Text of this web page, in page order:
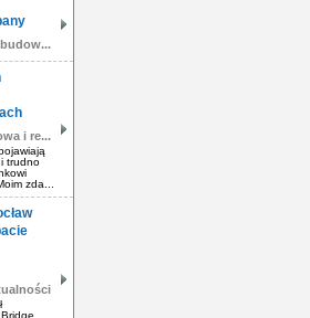
i re...
trudno
zda...